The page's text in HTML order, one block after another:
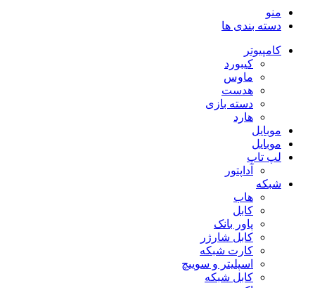
5
متر
عدد
منو
دسته بندی ها
کامپیوتر
کیبورد
ماوس
هدست
دسته بازی
هارد
موبایل
موبایل
لپ تاپ
آداپتور
شبکه
هاب
کابل
پاور بانک
کابل شارژر
کارت شبکه
اسپلیتر و سوییچ
کابل شبکه